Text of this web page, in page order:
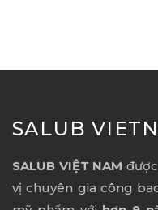
SALUB
SALUB VIỆT NAM
vị chuyên gia công